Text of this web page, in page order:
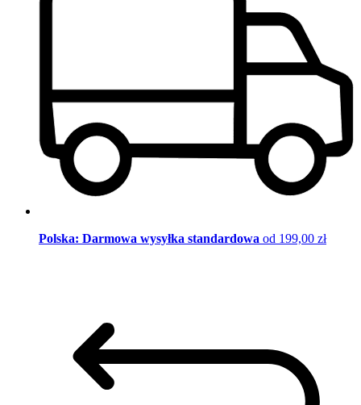
Polska: Darmowa wysyłka standardowa od 199,00 zł